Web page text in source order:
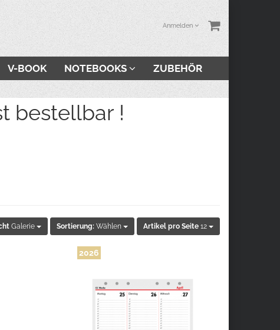
Anmelden
V-BOOK NOTEBOOKS ZUBEHÖR
!
Galerie Sortierung: Wählen Artikel pro Seite 12
2026